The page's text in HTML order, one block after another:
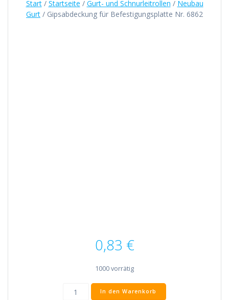
Start/ Startseite / Gurt- und Schnurleitrollen / Neubau
Gurt / Gipsabdeckung für Befestigungsplatte Nr. 6862
0,83 €
1000 vorrätig
Gipsabdeckung
In den Warenkorb